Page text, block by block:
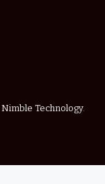
Nimble Technology.